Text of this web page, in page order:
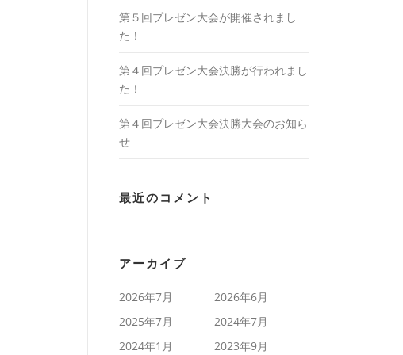
第５回プレゼン大会が開催されまし
た！
第４回プレゼン大会決勝が行われまし
た！
第４回プレゼン大会決勝大会のお知ら
せ
最近のコメント
アーカイブ
2026年7月
2026年6月
2025年7月
2024年7月
2024年1月
2023年9月